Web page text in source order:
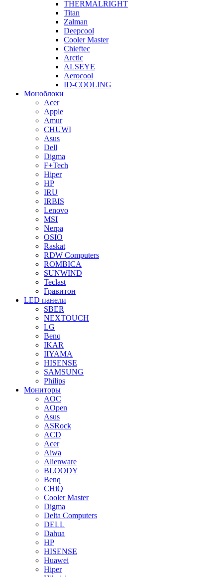
THERMALRIGHT
Titan
Zalman
Deepcool
Cooler Master
Chieftec
Arctic
ALSEYE
Aerocool
ID-COOLING
Моноблоки
Acer
Apple
Amur
CHUWI
Asus
Dell
Digma
F+Tech
Hiper
HP
IRU
IRBIS
Lenovo
MSI
Nerpa
OSIO
Raskat
RDW Computers
ROMBICA
SUNWIND
Teclast
Гравитон
LED панели
SBER
NEXTOUCH
LG
Benq
IKAR
IIYAMA
HISENSE
SAMSUNG
Philips
Мониторы
AOC
AOpen
Asus
ASRock
ACD
Acer
Aiwa
Alienware
BLOODY
Benq
CHiQ
Cooler Master
Digma
Delta Computers
DELL
Dahua
HP
HISENSE
Huawei
Hiper